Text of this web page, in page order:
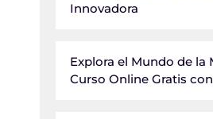
Innovadora
Explora el Mundo de la
Curso Online Gratis